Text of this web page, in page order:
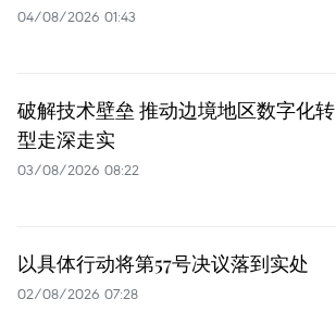
04/08/2026 01:43
破解技术壁垒 推动边境地区数字化转
型走深走实
03/08/2026 08:22
以具体行动将第57号决议落到实处
02/08/2026 07:28